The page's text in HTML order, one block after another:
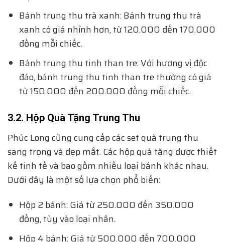
Bánh trung thu trà xanh: Bánh trung thu trà
xanh có giá nhỉnh hơn, từ 120.000 đến 170.000
đồng mỗi chiếc.
Bánh trung thu tinh than tre: Với hương vị độc
đáo, bánh trung thu tinh than tre thường có giá
từ 150.000 đến 200.000 đồng mỗi chiếc.
3.2. Hộp Quà Tặng Trung Thu
Phúc Long cũng cung cấp các set quà trung thu
sang trọng và đẹp mắt. Các hộp quà tặng được thiết
kế tinh tế và bao gồm nhiều loại bánh khác nhau.
Dưới đây là một số lựa chọn phổ biến:
Hộp 2 bánh: Giá từ 250.000 đến 350.000
đồng, tùy vào loại nhân.
Hộp 4 bánh: Giá từ 500.000 đến 700.000